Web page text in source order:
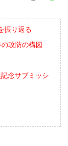
振り返る
攻防の構図
念サブミッシ